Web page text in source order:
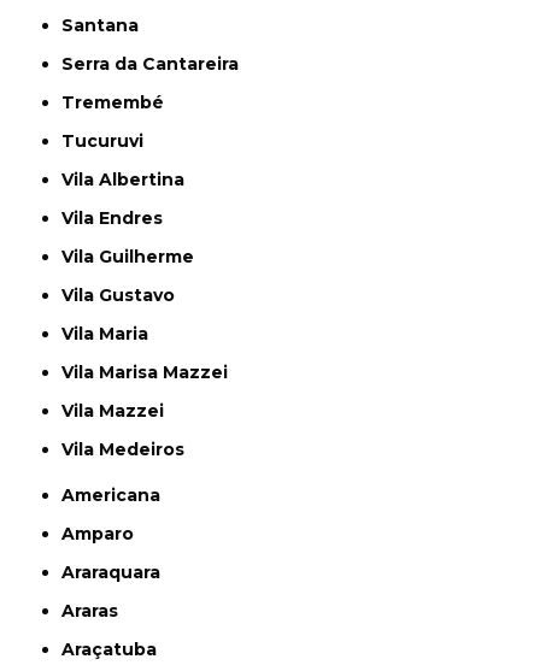
Santana
Serra da Cantareira
Tremembé
Tucuruvi
Vila Albertina
Vila Endres
Vila Guilherme
Vila Gustavo
Vila Maria
Vila Marisa Mazzei
Vila Mazzei
Vila Medeiros
Americana
Amparo
Araraquara
Araras
Araçatuba